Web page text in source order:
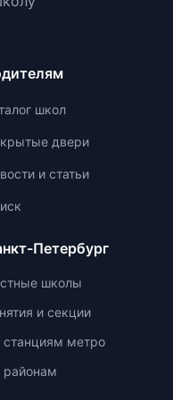
школ
двери
и статьи
Петербург
школы
и секции
станциям метро
районам